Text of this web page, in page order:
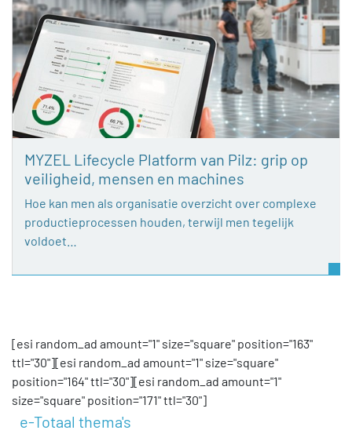
MYZEL Lifecycle Platform van Pilz: grip op
veiligheid, mensen en machines
Hoe kan men als organisatie overzicht over complexe
productieprocessen houden, terwijl men tegelijk
voldoet…
[esi random_ad amount="1" size="square" position="163"
ttl="30"][esi random_ad amount="1" size="square"
position="164" ttl="30"][esi random_ad amount="1"
size="square" position="171" ttl="30"]
e-Totaal thema's